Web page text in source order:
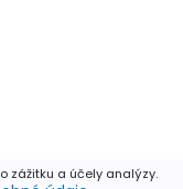
zážitku a účely analýzy.